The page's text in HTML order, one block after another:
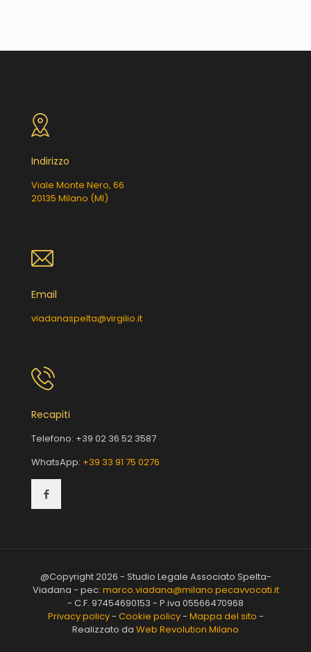
Indirizzo
Viale Monte Nero, 66
20135 Milano (MI)
Email
viadanaspelta@virgilio.it
Recapiti
Telefono: +39 02 36 52 3587
WhatsApp: +39 33 91 75 0276
@Copyright 2026 - Studio Legale Associato Spelta-
Viadana - pec: marco.viadana@milano.pecavvocati.it
- C.F. 97454690153 - P.iva 05566470968
Privacy policy- Cookie policy- Mappa del sito -
Realizzato da Web Revolution Milano